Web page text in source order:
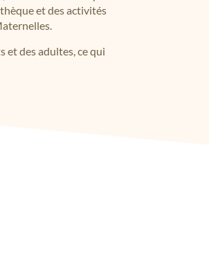
et des activités
et des adultes, ce qui